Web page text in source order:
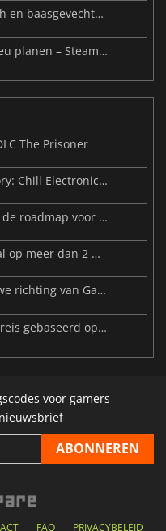
Palworld-update maakt Sunreach en baasgevechten stabieler
Microsoft könnte Project Helix neu planen – Steam-Support wackelt
The Prisoner
Herleef de jaren 2000 met ReStory: Chill Electronics Repairs
MARVEL Tōkon gaat van start en de roadmap voor jaar 1 is bekendgemaakt
Resident Evil Veronica staat nu al op meer dan 2 miljoen verlanglijstjes
Beast of Reincarnation: de nieuwe richting van Game Freak
Big Walk is nu verkrijgbaar: een reis gebaseerd op vriendschap
voor gamers
FAQ PRIVACYBELEID